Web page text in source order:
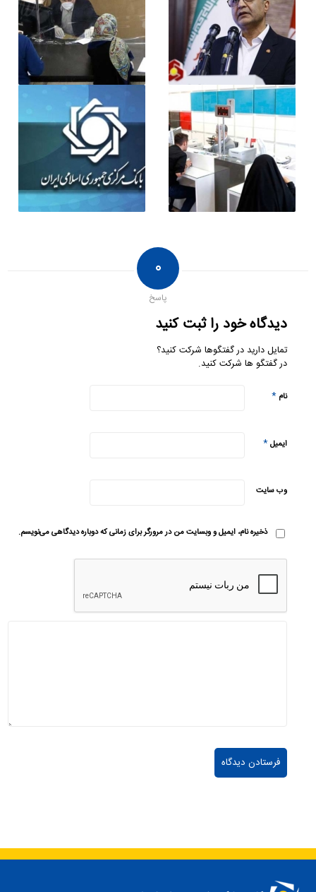
۰
پاسخ
دیدگاه خود را ثبت کنید
تمایل دارید در گفتگوها شرکت کنید؟
در گفتگو ها شرکت کنید.
نام*
ایمیل*
وب‌ سایت
ذخیره نام، ایمیل و وبسایت من در مرورگر برای زمانی که دوباره دیدگاهی می‌نویسم.